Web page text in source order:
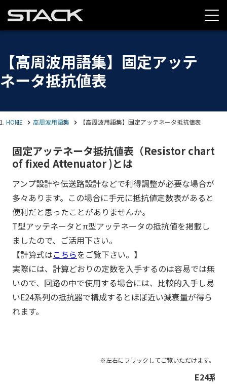
【高周波用語集】固定アッテ
ネータ抵抗値表
HOME 高周波用語集 【高周波用語集】固定アッテネータ抵抗値表
固定アッテネータ抵抗値表（Resistor chart
of fixed Attenuator )とは
アンプ設計や伝送路設計などで利得調整が必要な場合が
多々あります。この場合に手元に抵抗値定数表があると
便利だと思ったことがありませんか。
T型アッテネータとπ型アッテネータの抵抗値を掲載し
ましたので、ご活用下さい。
【計算式はこちらをご覧下さい。】
実際には、計算どおりの定数を入手するのは容易では無
いので、回路の中で使用する場合には、比較的入手し易
いE24系列の抵抗器で構成するとほぼ近い減衰量が得ら
れます。
E24系